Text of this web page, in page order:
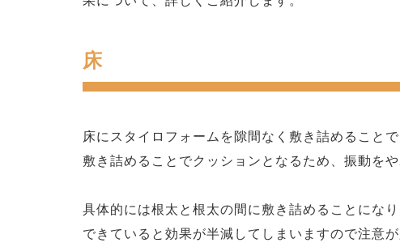
床
床にスタイロフォームを隙間なく敷き詰めること
敷き詰めることでクッションとなるため、振動を
具体的には根太と根太の間に敷き詰めることにな
できていると効果が半減してしまいますので注意